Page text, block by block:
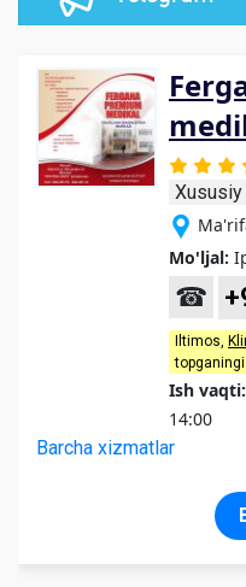
Mo'ljal:
☎
Iltimos,
Ish vaqti:
14:00
Barcha xizmatlar